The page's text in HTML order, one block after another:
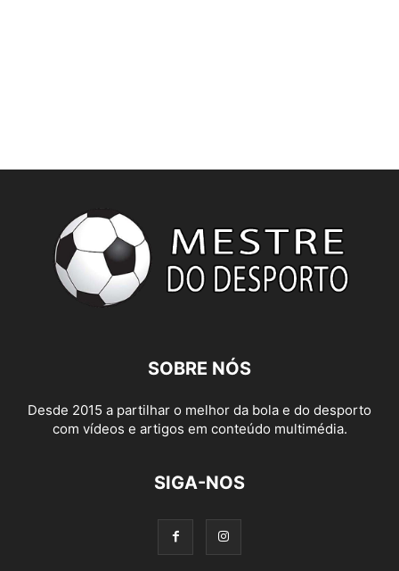
SOBRE NÓS
Desde 2015 a partilhar o melhor da bola e do desporto
com vídeos e artigos em conteúdo multimédia.
SIGA-NOS